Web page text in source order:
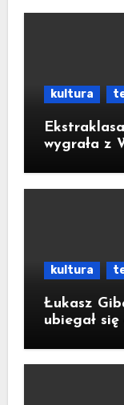
kultura
wygrała z
kultura
Łukasz
ubiegał